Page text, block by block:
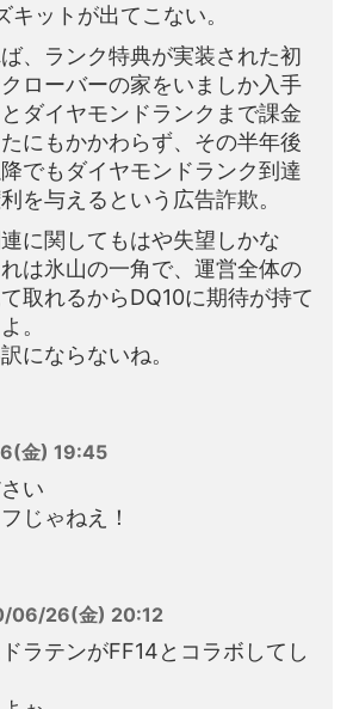
キットが出てこない。
、ランク特典が実装された初
ローバーの家をいましか入手
ダイヤモンドランクまで課金
にもかかわらず、その半年後
でもダイヤモンドランク到達
を与えるという広告詐欺。
に関してもはや失望しかな
は氷山の一角で、運営全体の
取れるからDQ10に期待が持て
。
にならないね。
金) 19:45
い
じゃねえ！
06/26(金) 20:12
ラテンがFF14とコラボしてし